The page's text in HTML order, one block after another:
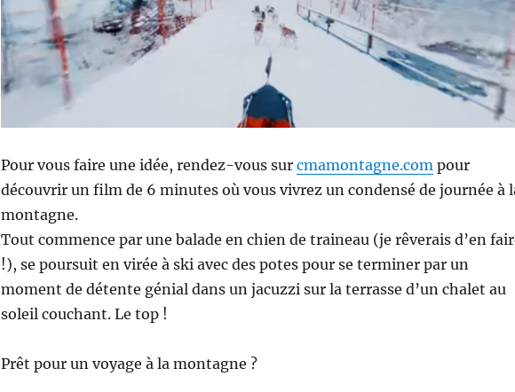
Pour vous faire une idée, rendez-vous sur cmamontagne.com pour
découvrir un film de 6 minutes où vous vivrez un condensé de journée à
montagne.
Tout commence par une balade en chien de traineau (je rêverais d’en
!), se poursuit en virée à ski avec des potes pour se terminer par un
moment de détente génial dans un jacuzzi sur la terrasse d’un chalet au
soleil couchant. Le top !
Prêt pour un voyage à la montagne ?